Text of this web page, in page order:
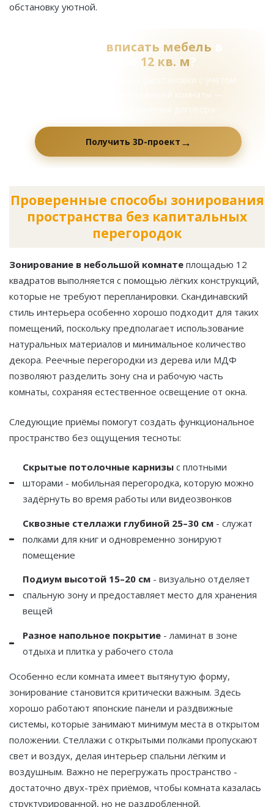
обстановку уютной.
вписать мебель
12 кв. м?
Подготовим 3D-проект расстановки с учётом
каждого сантиметра вашей комнаты —
бесплатно до заключения договора
Получить 3D-проект
Проверенные способы зонирования
пространства без капитальных
перегородок
Зонирование в небольшой комнате площадью 12
квадратов выполняется с помощью лёгких конструкций,
которые не требуют перепланировки. Скандинавский
стиль интерьера особенно хорошо подходит для таких
помещений, поскольку предполагает использование
натуральных материалов и минимальное количество
декора. Реечные перегородки из дерева или МДФ
позволяют разделить зону сна и рабочую часть
комнаты, сохраняя естественное освещение от окна.
Следующие приёмы помогут создать функциональное
пространство без ощущения тесноты:
Скрытые потолочные карнизы с плотными
шторами - мобильная перегородка, которую можно
задёрнуть во время работы или видеозвонков
Сквозные стеллажи глубиной 25–30 см - служат
полками для книг и одновременно зонируют
помещение
Подиум высотой 15–20 см - визуально отделяет
спальную зону и предоставляет место для хранения
вещей
Разное напольное покрытие - ламинат в зоне
отдыха и плитка у рабочего стола
Особенно если комната имеет вытянутую форму,
зонирование становится критически важным. Здесь
хорошо работают японские панели и раздвижные
системы, которые занимают минимум места в открытом
положении. Стеллажи с открытыми полками пропускают
свет и воздух, делая интерьер спальни лёгким и
воздушным. Важно не перегружать пространство -
достаточно двух-трёх приёмов, чтобы комната казалась
структурированной, но не раздробленной.